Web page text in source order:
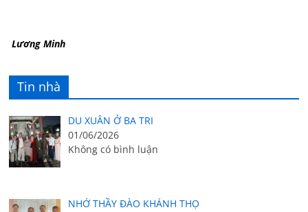
Lương Minh
Tin nhà
DU XUÂN Ở BA TRI
01/06/2026
Không có bình luận
NHỚ THẦY ĐÀO KHÁNH THỌ